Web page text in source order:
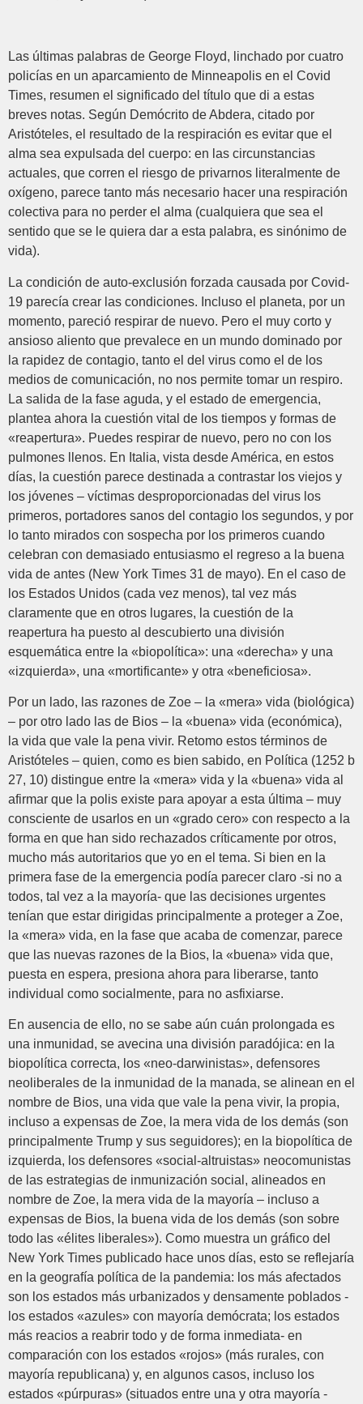
Las últimas palabras de George Floyd, linchado por cuatro
policías en un aparcamiento de Minneapolis en el Covid
Times, resumen el significado del título que di a estas
breves notas. Según Demócrito de Abdera, citado por
Aristóteles, el resultado de la respiración es evitar que el
alma sea expulsada del cuerpo: en las circunstancias
actuales, que corren el riesgo de privarnos literalmente de
oxígeno, parece tanto más necesario hacer una respiración
colectiva para no perder el alma (cualquiera que sea el
sentido que se le quiera dar a esta palabra, es sinónimo de
vida).
La condición de auto-exclusión forzada causada por Covid-
19 parecía crear las condiciones. Incluso el planeta, por un
momento, pareció respirar de nuevo. Pero el muy corto y
ansioso aliento que prevalece en un mundo dominado por
la rapidez de contagio, tanto el del virus como el de los
medios de comunicación, no nos permite tomar un respiro.
La salida de la fase aguda, y el estado de emergencia,
plantea ahora la cuestión vital de los tiempos y formas de
«reapertura». Puedes respirar de nuevo, pero no con los
pulmones llenos. En Italia, vista desde América, en estos
días, la cuestión parece destinada a contrastar los viejos y
los jóvenes – víctimas desproporcionadas del virus los
primeros, portadores sanos del contagio los segundos, y por
lo tanto mirados con sospecha por los primeros cuando
celebran con demasiado entusiasmo el regreso a la buena
vida de antes (New York Times 31 de mayo). En el caso de
los Estados Unidos (cada vez menos), tal vez más
claramente que en otros lugares, la cuestión de la
reapertura ha puesto al descubierto una división
esquemática entre la «biopolítica»: una «derecha» y una
«izquierda», una «mortificante» y otra «beneficiosa».
Por un lado, las razones de Zoe – la «mera» vida (biológica)
– por otro lado las de Bios – la «buena» vida (económica),
la vida que vale la pena vivir. Retomo estos términos de
Aristóteles – quien, como es bien sabido, en Política (1252 b
27, 10) distingue entre la «mera» vida y la «buena» vida al
afirmar que la polis existe para apoyar a esta última – muy
consciente de usarlos en un «grado cero» con respecto a la
forma en que han sido rechazados críticamente por otros,
mucho más autoritarios que yo en el tema. Si bien en la
primera fase de la emergencia podía parecer claro -si no a
todos, tal vez a la mayoría- que las decisiones urgentes
tenían que estar dirigidas principalmente a proteger a Zoe,
la «mera» vida, en la fase que acaba de comenzar, parece
que las nuevas razones de la Bios, la «buena» vida que,
puesta en espera, presiona ahora para liberarse, tanto
individual como socialmente, para no asfixiarse.
En ausencia de ello, no se sabe aún cuán prolongada es
una inmunidad, se avecina una división paradójica: en la
biopolítica correcta, los «neo-darwinistas», defensores
neoliberales de la inmunidad de la manada, se alinean en el
nombre de Bios, una vida que vale la pena vivir, la propia,
incluso a expensas de Zoe, la mera vida de los demás (son
principalmente Trump y sus seguidores); en la biopolítica de
izquierda, los defensores «social-altruistas» neocomunistas
de las estrategias de inmunización social, alineados en
nombre de Zoe, la mera vida de la mayoría – incluso a
expensas de Bios, la buena vida de los demás (son sobre
todo las «élites liberales»). Como muestra un gráfico del
New York Times publicado hace unos días, esto se reflejaría
en la geografía política de la pandemia: los más afectados
son los estados más urbanizados y densamente poblados -
los estados «azules» con mayoría demócrata; los estados
más reacios a reabrir todo y de forma inmediata- en
comparación con los estados «rojos» (más rurales, con
mayoría republicana) y, en algunos casos, incluso los
estados «púrpuras» (situados entre una y otra mayoría -